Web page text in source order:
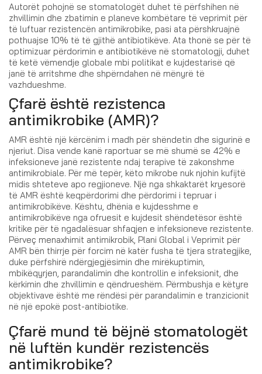
Autorët pohojnë se stomatologët duhet të përfshihen në
zhvillimin dhe zbatimin e planeve kombëtare të veprimit për
të luftuar rezistencën antimikrobike, pasi ata përshkruajnë
pothuajse 10% të të gjithë antibiotikëve. Ata thonë se për të
optimizuar përdorimin e antibiotikëve në stomatologji, duhet
të ketë vëmendje globale mbi politikat e kujdestarisë që
janë të arritshme dhe shpërndahen në mënyrë të
vazhdueshme.
Çfarë është rezistenca
antimikrobike (AMR)?
AMR është një kërcënim i madh për shëndetin dhe sigurinë e
njeriut. Disa vende kanë raportuar se më shumë se 42% e
infeksioneve janë rezistente ndaj terapive të zakonshme
antimikrobiale. Për më tepër, këto mikrobe nuk njohin kufijtë
midis shteteve apo regjioneve. Një nga shkaktarët kryesorë
të AMR është keqpërdorimi dhe përdorimi i tepruar i
antimikrobikëve. Kështu, dhënia e kujdesshme e
antimikrobikëve nga ofruesit e kujdesit shëndetësor është
kritike për të ngadalësuar shfaqjen e infeksioneve rezistente.
Përveç menaxhimit antimikrobik, Plani Global i Veprimit për
AMR bën thirrje për forcim në katër fusha të tjera strategjike,
duke përfshirë ndërgjegjësimin dhe mirëkuptimin,
mbikëqyrjen, parandalimin dhe kontrollin e infeksionit, dhe
kërkimin dhe zhvillimin e qëndrueshëm. Përmbushja e këtyre
objektivave është me rëndësi për parandalimin e tranzicionit
në një epokë post-antibiotike.
Çfarë mund të bëjnë stomatologët
në luftën kundër rezistencës
antimikrobike?